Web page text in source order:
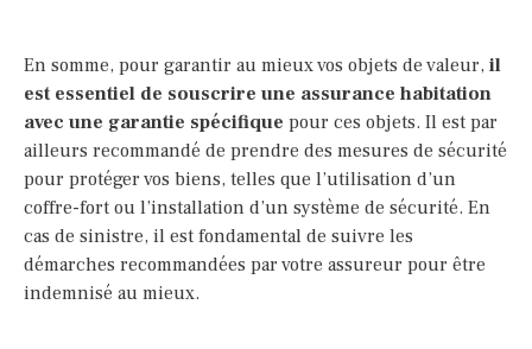
En somme, pour garantir au mieux vos objets de valeur, il
est essentiel de souscrire une assurance habitation
avec une garantie spécifique pour ces objets. Il est par
ailleurs recommandé de prendre des mesures de sécurité
pour protéger vos biens, telles que l’utilisation d’un
coffre-fort ou l’installation d’un système de sécurité. En
cas de sinistre, il est fondamental de suivre les
démarches recommandées par votre assureur pour être
indemnisé au mieux.